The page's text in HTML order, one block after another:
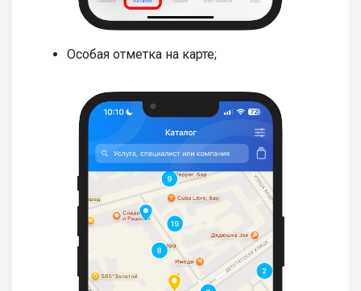
Особая отметка на карте;